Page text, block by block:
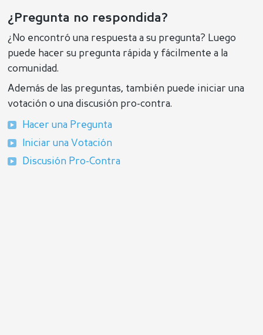
¿Pregunta no respondida?
¿No encontró una respuesta a su pregunta? Luego
puede hacer su pregunta rápida y fácilmente a la
comunidad.
Además de las preguntas, también puede iniciar una
votación o una discusión pro-contra.
Hacer una Pregunta
Iniciar una Votación
Discusión Pro-Contra